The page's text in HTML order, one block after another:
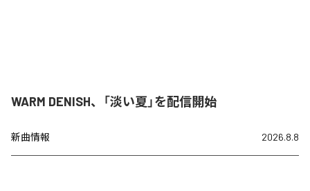
WARM DENISH、「淡い夏」を配信開始
新曲情報 2026.8.8